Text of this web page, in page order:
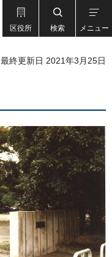
区役所 検索 メニュー
最終更新日 2021年3月25日